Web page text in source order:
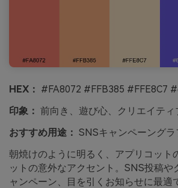
HEX： #FA8072 #FFB385 #FFE8C7
印象： 前向き、遊び心、クリエイティ
おすすめ用途： SNSキャンペーングラ
朝焼けのように明るく、アプリコット
ットの意外なアクセント。SNS投稿や
ャンペーン、目を引くお知らせに最適